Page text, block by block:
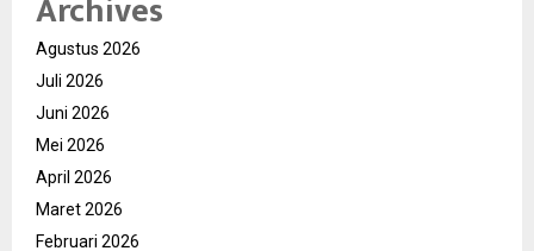
Archives
Agustus 2026
Juli 2026
Juni 2026
Mei 2026
April 2026
Maret 2026
Februari 2026